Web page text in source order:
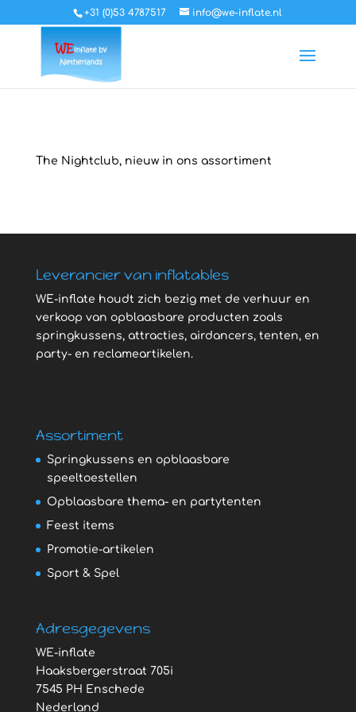
+31 (0)53 4787517 info@we-inflate.nl
The Nightclub, nieuw in ons assortiment
Leverancier van inflatables
WE-inflate houdt zich bezig met de verhuur en
verkoop van opblaasbare producten zoals
springkussens, attracties, airdancers, tenten, en
party- en reclameartikelen.
Assortiment
Springkussens en opblaasbare
speeltoestellen
Opblaasbare thema- en partytenten
Feest items
Promotie-artikelen
Sport & Spel
Adresgegevens
WE-inflate
Haaksbergerstraat 705i
7545 PH Enschede
Nederland